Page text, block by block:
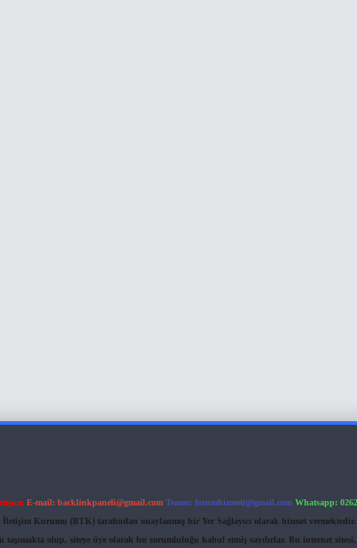
E-mail: backlinkpaneli@gmail.com Teams: forumhizmeti@gmail.com Whatsapp:
Kurumu (BTK) tarafından onaylanmış bir Yer Sağlayıcı olarak hizmet
olup, siteye üye olarak bu sorumluluğu kabul etmiş sayılırlar. Bu internet